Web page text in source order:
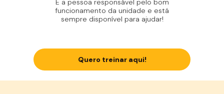
É a pessoa responsável pelo bom
funcionamento da unidade e está
sempre disponível para ajudar!
Quero treinar aqui!